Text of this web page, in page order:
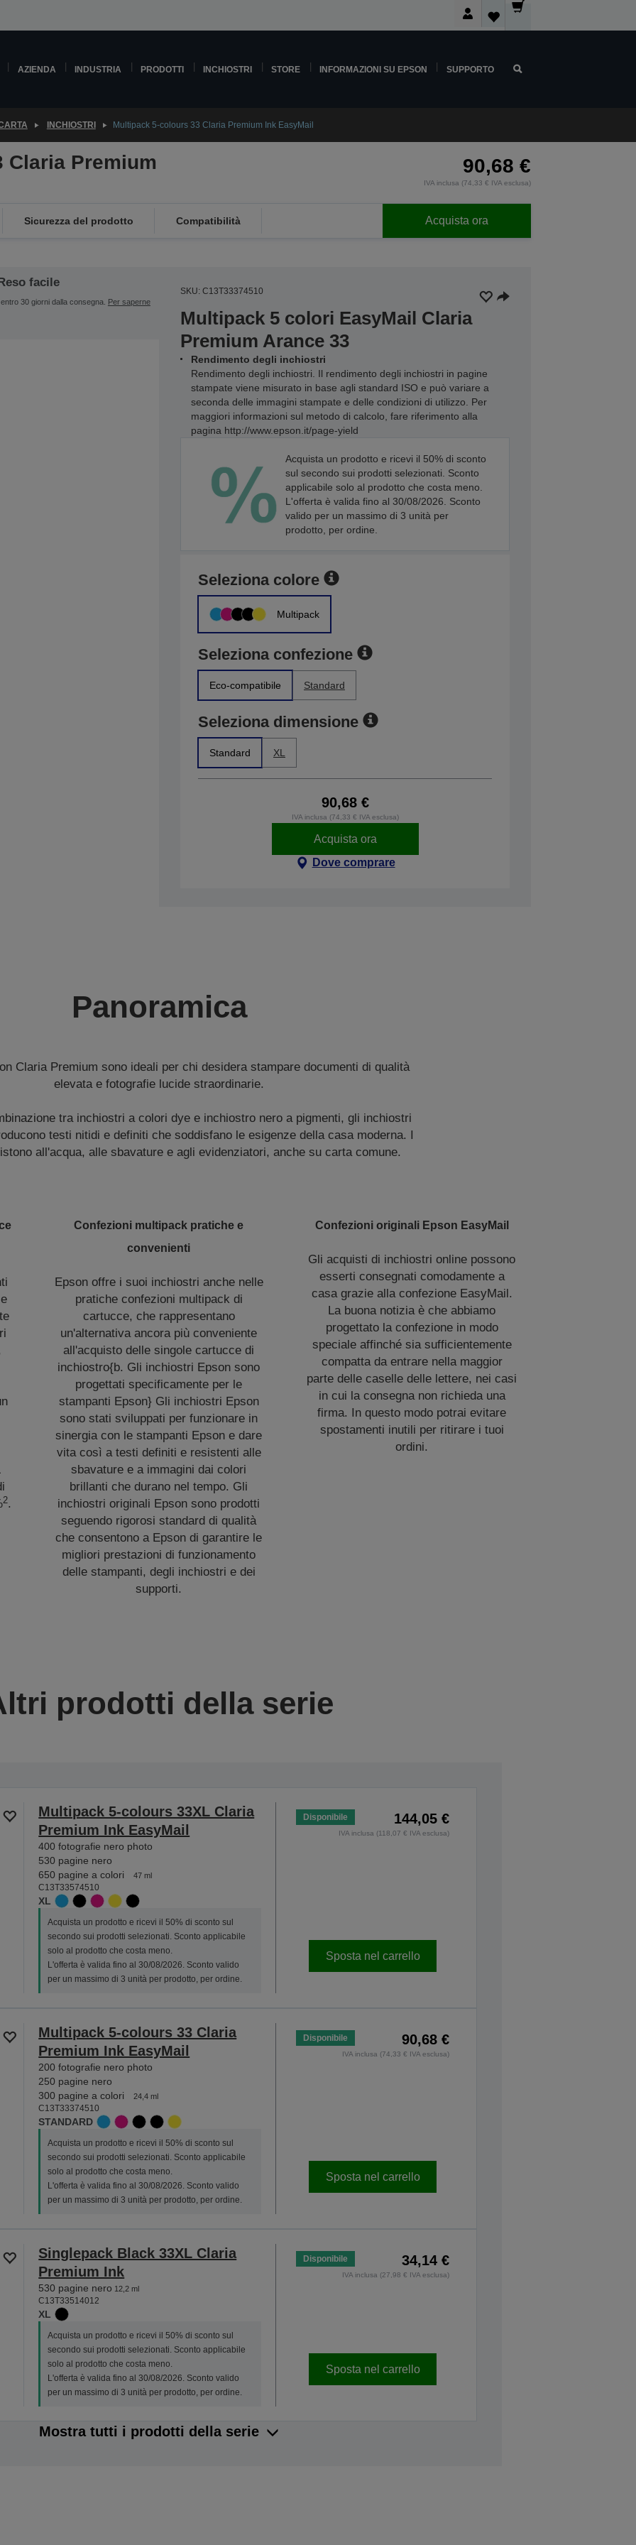
AZIENDA INDUSTRIA PRODOTTI INCHIOSTRI STORE INFORMAZIONI SU EPSON SUPPORTO
INCHIOSTRI Multipack 5-colours 33 Claria Premium Ink EasyMail
Claria Premium 90,68 €
IVA inclusa (74,33 € IVA esclusa)
Sicurezza del prodotto Compatibilità Acquista ora
facile
30 giorni dalla consegna. Per saperne
SKU: C13T33374510
Multipack 5 colori EasyMail Claria
Premium Arance 33
Rendimento degli inchiostri
Rendimento degli inchiostri. Il rendimento degli inchiostri in pagine
stampate viene misurato in base agli standard ISO e può variare a
seconda delle immagini stampate e delle condizioni di utilizzo. Per
maggiori informazioni sul metodo di calcolo, fare riferimento alla
pagina http://www.epson.it/page-yield
Acquista un prodotto e ricevi il 50% di sconto
sul secondo sui prodotti selezionati. Sconto
applicabile solo al prodotto che costa meno.
L'offerta è valida fino al 30/08/2026. Sconto
valido per un massimo di 3 unità per
prodotto, per ordine.
Seleziona colore
Multipack
Seleziona confezione
Eco-compatibile Standard
Seleziona dimensione
Standard XL
90,68 €
IVA inclusa (74,33 € IVA esclusa)
Acquista ora
Dove comprare
Panoramica
Claria Premium sono ideali per chi desidera stampare documenti di qualità
elevata e fotografie lucide straordinarie.
tra inchiostri a colori dye e inchiostro nero a pigmenti, gli inchiostri
testi nitidi e definiti che soddisfano le esigenze della casa moderna. I
all'acqua, alle sbavature e agli evidenziatori, anche su carta comune.
2.
Confezioni multipack pratiche e
convenienti
Epson offre i suoi inchiostri anche nelle
pratiche confezioni multipack di
cartucce, che rappresentano
un'alternativa ancora più conveniente
all'acquisto delle singole cartucce di
inchiostro{b. Gli inchiostri Epson sono
progettati specificamente per le
stampanti Epson} Gli inchiostri Epson
sono stati sviluppati per funzionare in
sinergia con le stampanti Epson e dare
vita così a testi definiti e resistenti alle
sbavature e a immagini dai colori
brillanti che durano nel tempo. Gli
inchiostri originali Epson sono prodotti
seguendo rigorosi standard di qualità
che consentono a Epson di garantire le
migliori prestazioni di funzionamento
delle stampanti, degli inchiostri e dei
supporti.
Confezioni originali Epson EasyMail
Gli acquisti di inchiostri online possono
esserti consegnati comodamente a
casa grazie alla confezione EasyMail.
La buona notizia è che abbiamo
progettato la confezione in modo
speciale affinché sia sufficientemente
compatta da entrare nella maggior
parte delle caselle delle lettere, nei casi
in cui la consegna non richieda una
firma. In questo modo potrai evitare
spostamenti inutili per ritirare i tuoi
ordini.
prodotti della serie
Multipack 5-colours 33XL Claria
Premium Ink EasyMail
400 fotografie nero photo
530 pagine nero
650 pagine a colori
47 ml
C13T33574510
XL
Acquista un prodotto e ricevi il 50% di sconto sul
secondo sui prodotti selezionati. Sconto applicabile
solo al prodotto che costa meno.
L'offerta è valida fino al 30/08/2026. Sconto valido
per un massimo di 3 unità per prodotto, per ordine.
Disponibile 144,05 €
IVA inclusa (118,07 € IVA esclusa)
Sposta nel carrello
Multipack 5-colours 33 Claria
Premium Ink EasyMail
200 fotografie nero photo
250 pagine nero
300 pagine a colori
24,4 ml
C13T33374510
STANDARD
Acquista un prodotto e ricevi il 50% di sconto sul
secondo sui prodotti selezionati. Sconto applicabile
solo al prodotto che costa meno.
L'offerta è valida fino al 30/08/2026. Sconto valido
per un massimo di 3 unità per prodotto, per ordine.
Disponibile 90,68 €
IVA inclusa (74,33 € IVA esclusa)
Sposta nel carrello
Singlepack Black 33XL Claria
Premium Ink
530 pagine nero 12,2 ml
C13T33514012
XL
Acquista un prodotto e ricevi il 50% di sconto sul
secondo sui prodotti selezionati. Sconto applicabile
solo al prodotto che costa meno.
L'offerta è valida fino al 30/08/2026. Sconto valido
per un massimo di 3 unità per prodotto, per ordine.
Disponibile 34,14 €
IVA inclusa (27,98 € IVA esclusa)
Sposta nel carrello
Mostra tutti i prodotti della serie